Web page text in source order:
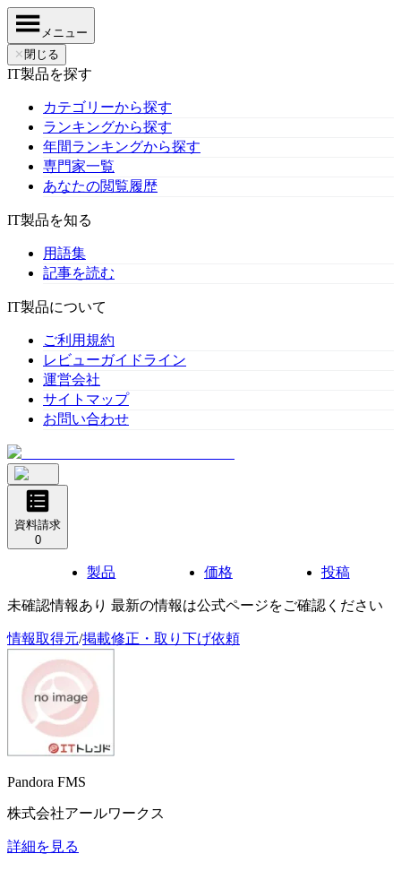
メニュー
✕ 閉じる
IT製品を探す
カテゴリーから探す
ランキングから探す
年間ランキングから探す
専門家一覧
あなたの閲覧履歴
IT製品を知る
用語集
記事を読む
IT製品について
ご利用規約
レビューガイドライン
運営会社
サイトマップ
お問い合わせ
資料請求
0
製品 価格 投稿
未確認情報あり 最新の情報は公式ページをご確認ください
情報取得元/掲載修正・取り下げ依頼
Pandora FMS
株式会社アールワークス
詳細を見る